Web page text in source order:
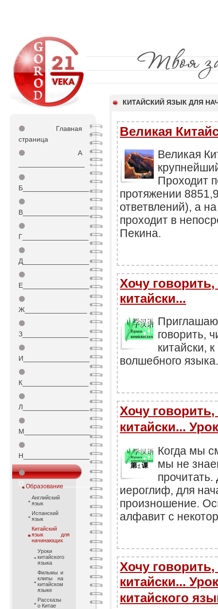
КИТАЙСКИЙ ЯЗЫК ДЛЯ
⚫
Главная
страница
⚫
А
⚫
Б_________________
⚫
В_________________
⚫
Г_________________
⚫
Д_________________
⚫
Е_________________
⚫
Ж________________
⚫
З_________________
⚫
И_________________
⚫
К_________________
⚫
Л_________________
⚫
М_________________
⚫
Н_________________
⚫
О_________________
Образование
Английский
язык
Испанский
язык
Китайский
язык для
начинающих
Уроки
китайского
языка
Фильмы и
клипы на
китайском
языке
Рассказы
о Китае
Великая
Великая
Проходит
протяжении
ответвлений), а
проходит в
Пекина.
Хочу
китайски...
Приглашаю
говорить,
китайски,
волшебного
Хочу
китайски...
Когда мы
мы не
прочитать.
иероглиф, для
произношение.
алфавит с
Хочу
китайски...
китайского